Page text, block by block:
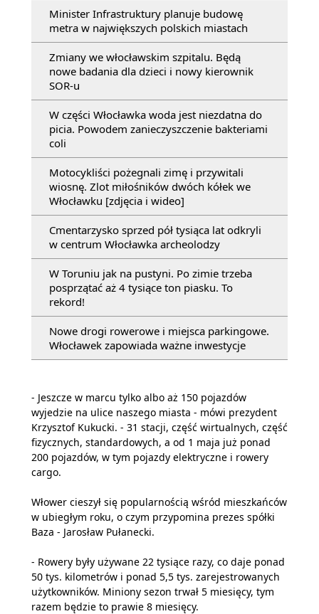
Minister Infrastruktury planuje budowę
metra w największych polskich miastach
Zmiany we włocławskim szpitalu. Będą
nowe badania dla dzieci i nowy kierownik
SOR-u
W części Włocławka woda jest niezdatna do
picia. Powodem zanieczyszczenie bakteriami
coli
Motocykliści pożegnali zimę i przywitali
wiosnę. Zlot miłośników dwóch kółek we
Włocławku [zdjęcia i wideo]
Cmentarzysko sprzed pół tysiąca lat odkryli
w centrum Włocławka archeolodzy
W Toruniu jak na pustyni. Po zimie trzeba
posprzątać aż 4 tysiące ton piasku. To
rekord!
Nowe drogi rowerowe i miejsca parkingowe.
Włocławek zapowiada ważne inwestycje
- Jeszcze w marcu tylko albo aż 150 pojazdów
wyjedzie na ulice naszego miasta - mówi prezydent
Krzysztof Kukucki. - 31 stacji, część wirtualnych, część
fizycznych, standardowych, a od 1 maja już ponad
200 pojazdów, w tym pojazdy elektryczne i rowery
cargo.
Włower cieszył się popularnością wśród mieszkańców
w ubiegłym roku, o czym przypomina prezes spółki
Baza - Jarosław Pułanecki.
- Rowery były używane 22 tysiące razy, co daje ponad
50 tys. kilometrów i ponad 5,5 tys. zarejestrowanych
użytkowników. Miniony sezon trwał 5 miesięcy, tym
razem będzie to prawie 8 miesięcy.